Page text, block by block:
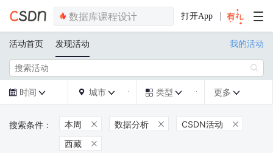
打开App
活动首页 发现活动 我的活动

 时间   城市   类型  更多 
本周  数据分析  CSDN活动 
西藏 